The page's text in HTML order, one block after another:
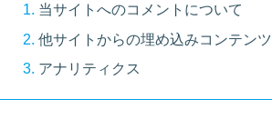
当サイトへのコメントについて
他サイトからの埋め込みコンテンツ
アナリティクス